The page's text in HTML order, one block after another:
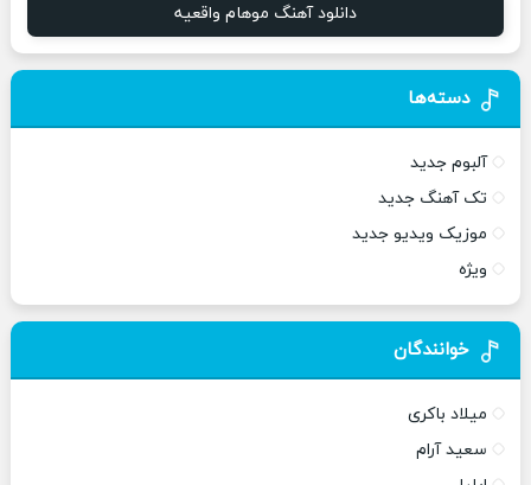
دانلود آهنگ موهام واقعیه
دسته‌ها
آلبوم جدید
تک آهنگ جدید
موزیک ویدیو جدید
ویژه
خوانندگان
میلاد باکری
سعید آرام